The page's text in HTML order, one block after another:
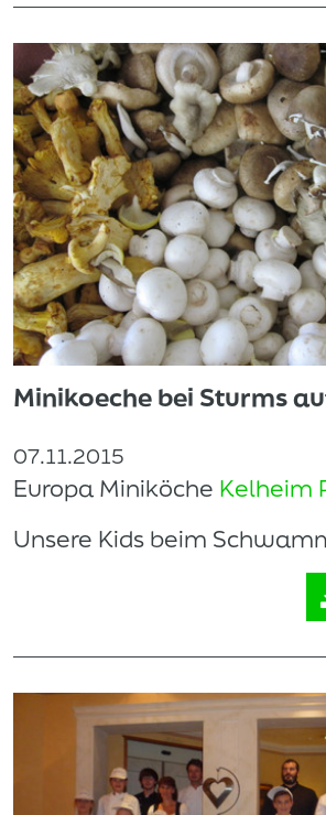
Minikoeche bei Sturms
07.11.2015
Europa Miniköche Kelheim
Unsere Kids beim